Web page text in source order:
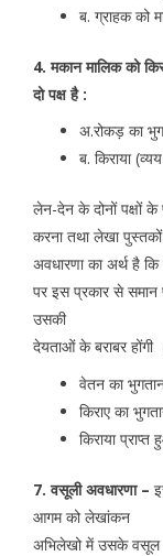
ब. ग्राहक को
4. मकान मालिक को
दो पक्ष है :
अ.रोकड़ का
ब. किराया
लेन-देन के दोनों पक्षों
करना तथा लेखा
अवधारणा का अर्थ है
पर इस प्रकार से समान
उसकी
देयताओं के बराबर होंगी
वेतन का
किराए का
किराया प्राप्त
7. वसूली अवधारणा –
आगम को लेखांकन
अभिलेखो में उसके वसूल